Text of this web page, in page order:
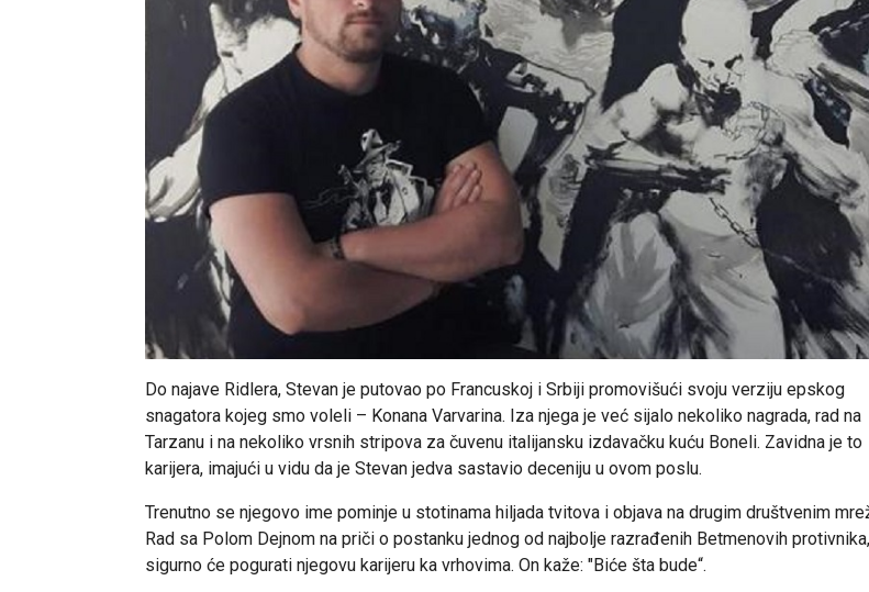
Do najave Ridlera, Stevan je putovao po Francuskoj i Srbiji promovišući svoju verziju epskog
snagatora kojeg smo voleli – Konana Varvarina. Iza njega je već sijalo nekoliko nagrada, rad na
Tarzanu i na nekoliko vrsnih stripova za čuvenu italijansku izdavačku kuću Boneli. Zavidna je to
karijera, imajući u vidu da je Stevan jedva sastavio deceniju u ovom poslu.
Trenutno se njegovo ime pominje u stotinama hiljada tvitova i objava na drugim društvenim
Rad sa Polom Dejnom na priči o postanku jednog od najbolje razrađenih Betmenovih protivnika,
sigurno će pogurati njegovu karijeru ka vrhovima. On kaže: "Biće šta bude“.